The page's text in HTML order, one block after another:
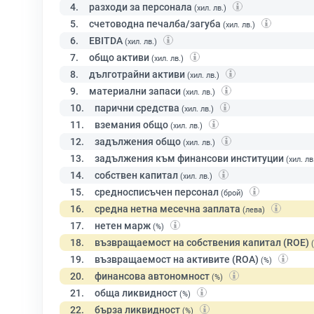
4. разходи за персонала (хил. лв.)
5. счетоводна печалба/загуба (хил. лв.)
6. EBITDA (хил. лв.)
7. общо активи (хил. лв.)
8. дълготрайни активи (хил. лв.)
9. материални запаси (хил. лв.)
10. парични средства (хил. лв.)
11. вземания общо (хил. лв.)
12. задължения общо (хил. лв.)
13. задължения към финансови институции (хил.
14. собствен капитал (хил. лв.)
15. средносписъчен персонал (брой)
16. средна нетна месечна заплата (лева)
17. нетен марж (%)
18. възвращаемост на собствения капитал (ROE)
19. възвращаемост на активите (ROA) (%)
20. финансова автономност (%)
21. обща ликвидност (%)
22. бърза ликвидност (%)